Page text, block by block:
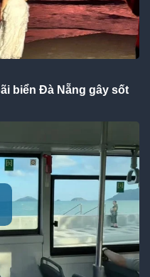
biển Đà Nẵng gây sốt